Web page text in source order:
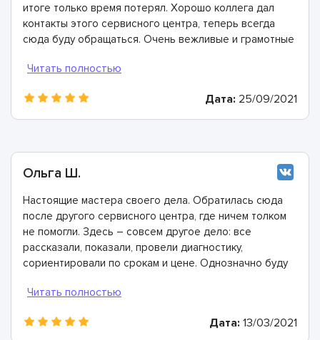
итоге только время потерял. Хорошо коллега дал
контакты этого сервисного центра, теперь всегда
сюда буду обращаться. Очень вежливые и грамотные
гарантию.
Дата: 25/09/2021
Ольга Ш.
Настоящие мастера своего дела. Обратилась сюда
после другого сервисного центра, где ничем толком
не помогли. Здесь – совсем другое дело: все
рассказали, показали, провели диагностику,
сориентировали по срокам и цене. Однозначно буду
Дата: 13/03/2021